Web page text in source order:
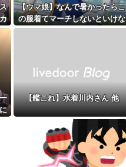
【ウマ娘】なんで暑かったらこ
の服着てマーチしないといけな
いんだよぉ…
【艦これ】水着川内さん 他